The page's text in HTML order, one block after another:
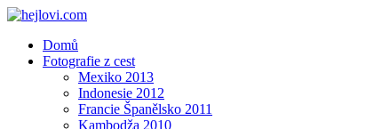
Domů
Fotografie z cest
Mexiko 2013
Indonesie 2012
Francie Španělsko 2011
Kambodža 2010